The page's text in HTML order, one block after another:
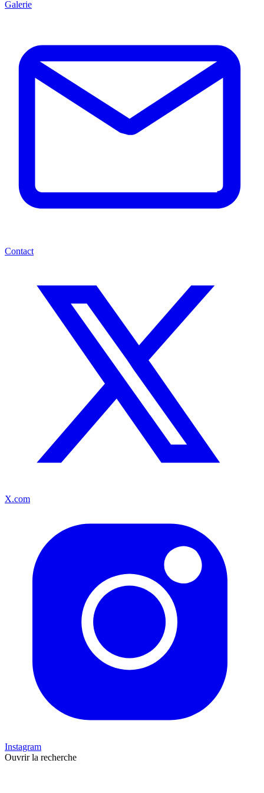
Galerie
Contact
X.com
Instagram
Ouvrir la recherche